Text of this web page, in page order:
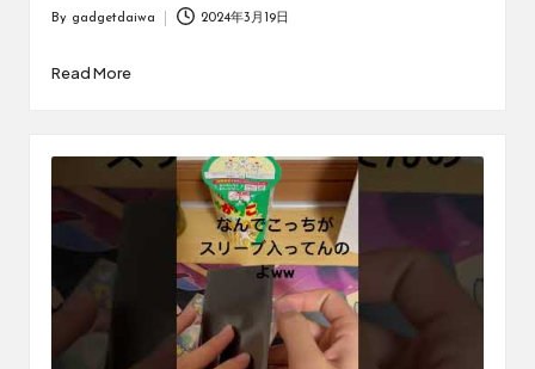
By gadgetdaiwa 2024年3月19日
Read More